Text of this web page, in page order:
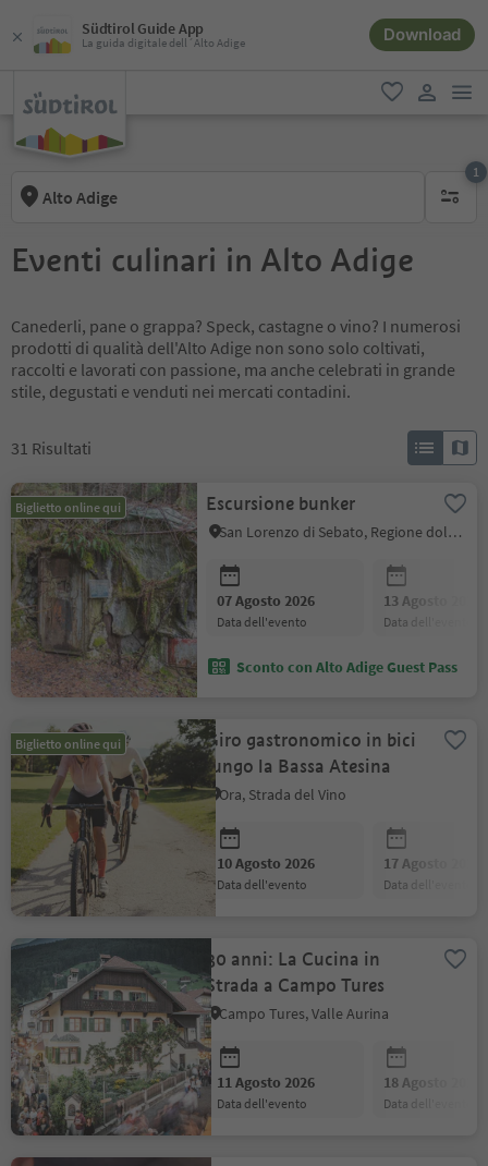
Südtirol Guide App
La guida digitale dell´Alto Adige Download
favoriti
Alto Adige
1
1 filtro
Eventi culinari in Alto Adige
Canederli, pane o grappa? Speck, castagne o vino? I numerosi
prodotti di qualità dell'Alto Adige non sono solo coltivati,
raccolti e lavorati con passione, ma anche celebrati in grande
stile, degustati e venduti nei mercati contadini.
31 Risultati
Biglietto online qui Escursione bunker
San Lorenzo di Sebato, Regione dolomitica Plan de Corones
07 Agosto 2026
data dell'evento
13 Agosto 2026
data dell'evento
Sconto con Alto Adige Guest Pass
Biglietto online qui
Giro gastronomico in bici
lungo la Bassa Atesina
Ora, Strada del Vino
10 Agosto 2026
data dell'evento
17 Agosto 2026
data dell'evento
30 anni: La Cucina in
Strada a Campo Tures
Campo Tures, Valle Aurina
11 Agosto 2026
data dell'evento
18 Agosto 2026
data dell'evento